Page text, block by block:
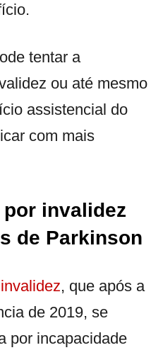
tentar a
ou até mesmo
assistencial do
com mais
invalidez
de Parkinson
, que após a
de 2019, se
por incapacidade